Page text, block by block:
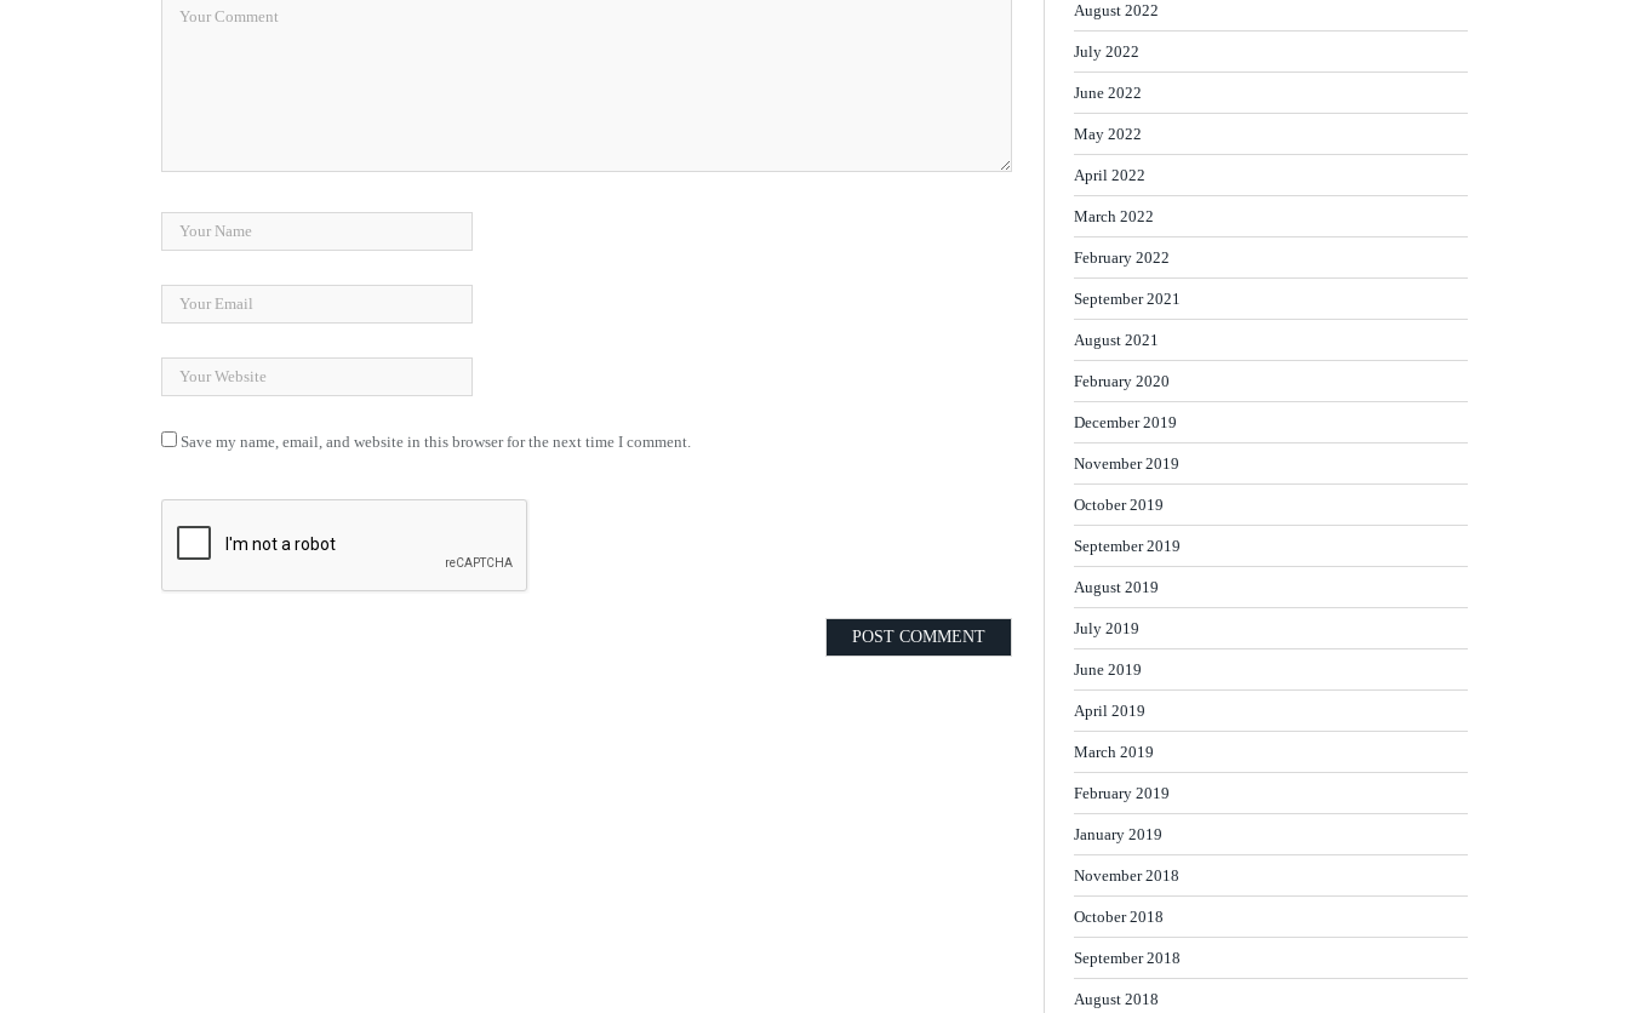
Save my name, email, and website in this browser for the next time I comment.
August 2022
July 2022
June 2022
May 2022
April 2022
March 2022
February 2022
September 2021
August 2021
February 2020
December 2019
November 2019
October 2019
September 2019
August 2019
July 2019
June 2019
April 2019
March 2019
February 2019
January 2019
November 2018
October 2018
September 2018
August 2018